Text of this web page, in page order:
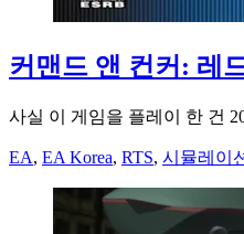
커맨드 앤 컨커: 레
사실 이 게임을 플레이 한 건
EA, EA Korea, RTS, 시뮬레이